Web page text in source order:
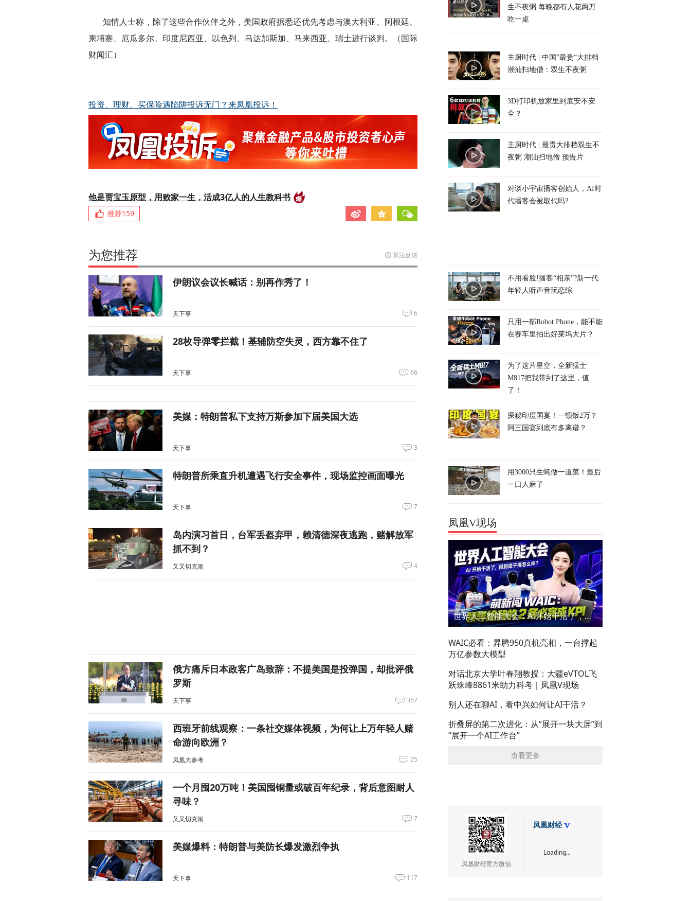
知情人士称，除了这些合作伙伴之外，美国政府据悉还优先考虑与澳大利亚、阿根廷、
柬埔寨、厄瓜多尔、印度尼西亚、以色列、马达加斯加、马来西亚、瑞士进行谈判。（国际
财闻汇）
投资、理财、买保险遇陷阱投诉无门？来凤凰投诉！
他是贾宝玉原型，用败家一生，活成3亿人的人生教科书
推荐159
为您推荐 算法反馈
伊朗议会议长喊话：别再作秀了！
天下事 6
28枚导弹零拦截！基辅防空失灵，西方靠不住了
天下事 66
美媒：特朗普私下支持万斯参加下届美国大选
天下事 3
特朗普所乘直升机遭遇飞行安全事件，现场监控画面曝光
天下事 7
岛内演习首日，台军丢盔弃甲，赖清德深夜逃跑，赌解放军
抓不到？
又又切克闹 4
俄方痛斥日本政客广岛致辞：不提美国是投弹国，却批评俄
罗斯
天下事 357
西班牙前线观察：一条社交媒体视频，为何让上万年轻人赌
命游向欧洲？
凤凰大参考 25
一个月囤20万吨！美国囤铜量或破百年纪录，背后意图耐人
寻味？
又又切克闹 7
美媒爆料：特朗普与美防长爆发激烈争执
天下事 117
生不夜粥 每晚都有人花两万
吃一桌
主厨时代 | 中国”最贵“大排档
潮汕扫地僧：双生不夜粥
3D打印机放家里到底安不安
全？
主厨时代 | 最贵大排档双生不
夜粥 潮汕扫地僧 预告片
对谈小宇宙播客创始人，AI时
代播客会被取代吗?
不用看脸!播客“相亲”?新一代
年轻人听声音玩恋综
只用一部Robot Phone，能不能
在赛车里拍出好莱坞大片？
为了这片星空，全新猛士
M817把我带到了这里，值
了！
探秘印度国宴！一顿饭2万？
阿三国宴到底有多离谱？
用3000只生蚝做一道菜！最后
一口人麻了
凤凰V现场
世界人工智能大会：AI开始干活了，但到底干的怎么样？萌新闯WAIC
WAIC必看：昇腾950真机亮相，一台撑起
万亿参数大模型
对话北京大学叶春翔教授：大疆eVTOL飞
跃珠峰8861米助力科考｜凤凰V现场
别人还在聊AI，看中兴如何让AI干活？
折叠屏的第二次进化：从“展开一块大屏”到
“展开一个AI工作台”
查看更多
凤凰财经官方微信
凤凰财经
Loading...